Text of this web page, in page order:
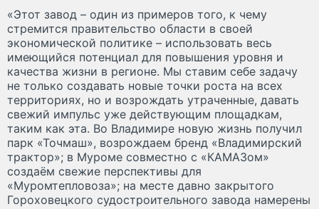
«Этот завод – один из примеров того, к чему
стремится правительство области в своей
экономической политике – использовать весь
имеющийся потенциал для повышения уровня и
качества жизни в регионе. Мы ставим себе задачу
не только создавать новые точки роста на всех
территориях, но и возрождать утраченные, давать
свежий импульс уже действующим площадкам,
таким как эта. Во Владимире новую жизнь получил
парк «Точмаш», возрождаем бренд «Владимирский
трактор»; в Муроме совместно с «КАМАЗом»
создаём свежие перспективы для
«Муромтепловоза»; на месте давно закрытого
Гороховецкого судостроительного завода намерены